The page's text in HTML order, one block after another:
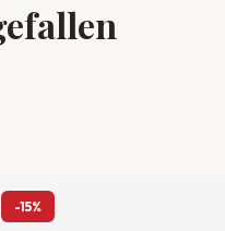
-15%